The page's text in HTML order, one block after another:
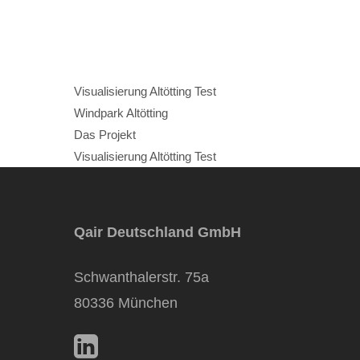
Visualisierung Altötting Test
Windpark Altötting
Das Projekt
Visualisierung Altötting Test
Qair Deutschland GmbH
Schwanthalerstr. 75a
80336 München